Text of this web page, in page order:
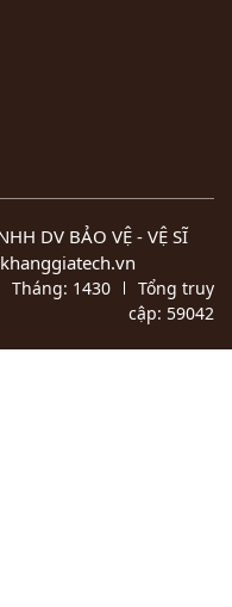
DV BẢO VỆ - VỆ SĨ
Tháng: 1430
Tổng truy
cập: 59042